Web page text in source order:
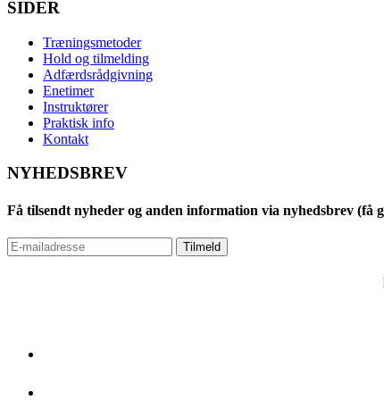
SIDER
Træningsmetoder
Hold og tilmelding
Adfærdsrådgivning
Enetimer
Instruktører
Praktisk info
Kontakt
NYHEDSBREV
Få tilsendt nyheder og anden information via nyhedsbrev (få
Tilmeld